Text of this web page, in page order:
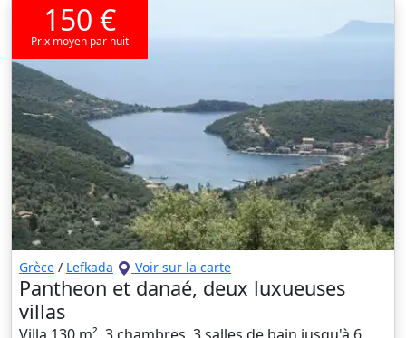
150 €
Prix moyen par nuit
Grèce / Lefkada Voir sur la carte
Pantheon et danaé, deux luxueuses
villas